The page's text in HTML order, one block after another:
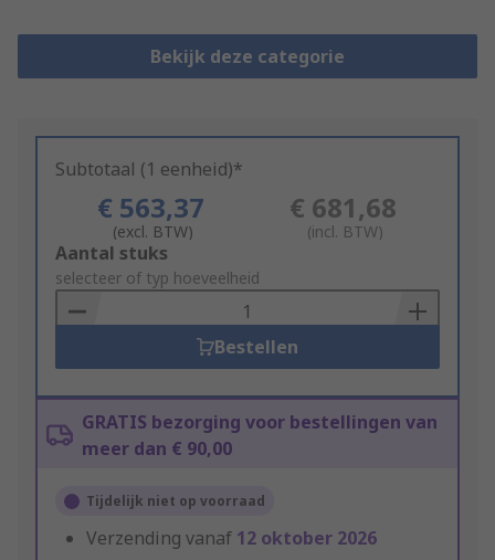
Bekijk deze categorie
Subtotaal (1 eenheid)*
€ 563,37
(excl. BTW)
€ 681,68
(incl. BTW)
Add
to
Basket
Aantal stuks
selecteer of typ hoeveelheid
Bestellen
GRATIS bezorging voor bestellingen van
meer dan € 90,00
Tijdelijk niet op voorraad
Verzending vanaf 12 oktober 2026